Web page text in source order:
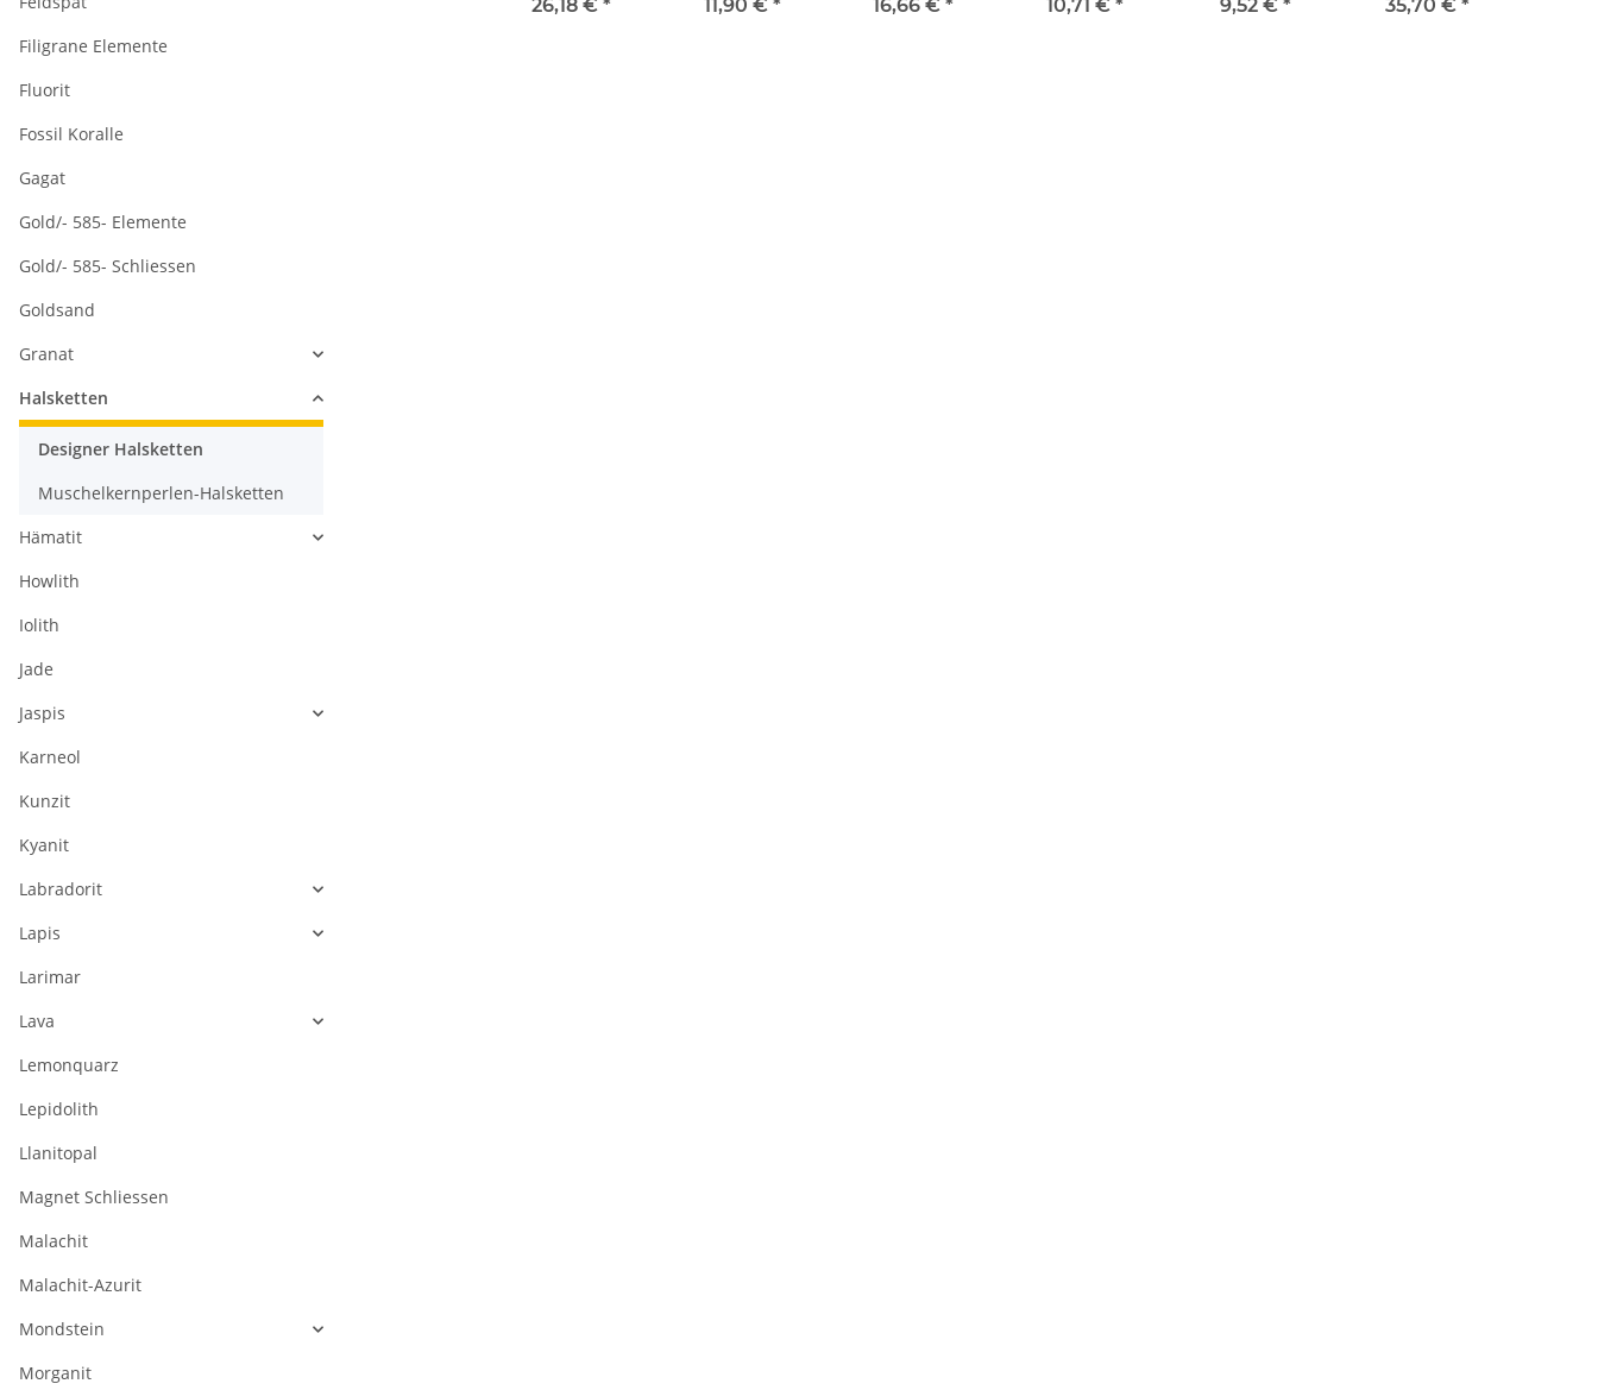
26,18 € * 11,90 € * 16,66 € * 10,71 € * 9,52 € * 35,70 € *
Filigrane Elemente
Fluorit
Fossil Koralle
Gagat
Gold/- 585- Elemente
Gold/- 585- Schliessen
Goldsand
Granat
Halsketten
Designer Halsketten
Muschelkernperlen-Halsketten
Hämatit
Howlith
Iolith
Jade
Jaspis
Karneol
Kunzit
Kyanit
Labradorit
Lapis
Larimar
Lava
Lemonquarz
Lepidolith
Llanitopal
Magnet Schliessen
Malachit
Malachit-Azurit
Mondstein
Morganit